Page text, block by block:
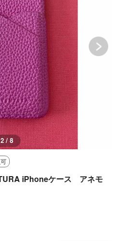
2 / 8
iPhoneケース アネモ